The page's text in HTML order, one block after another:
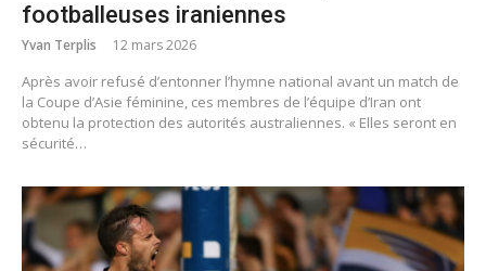
footballeuses iraniennes
Yvan Terplis 12 mars 2026
Après avoir refusé d’entonner l’hymne national avant un match de
la Coupe d’Asie féminine, ces membres de l’équipe d’Iran ont
obtenu la protection des autorités australiennes. « Elles seront en
sécurité…